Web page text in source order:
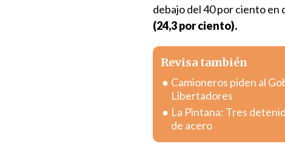
debajo del 40 por ciento en
(24,3 por ciento).
Revisa también
Camioneros piden al
Libertadores
La Pintana: Tres
de acero